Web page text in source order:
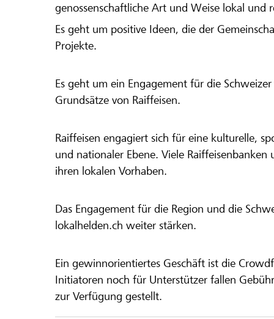
genossenschaftliche Art und Weise lokal und
Es geht um positive Ideen, die der
Projekte.
Es geht um ein Engagement für die
Grundsätze von Raiffeisen.
Raiffeisen engagiert sich für eine kulturelle,
und nationaler Ebene. Viele
ihren lokalen Vorhaben.
Das Engagement für die Region und die
lokalhelden.ch weiter stärken.
Ein gewinnorientiertes Geschäft ist die
Initiatoren noch für Unterstützer fallen
zur Verfügung gestellt.